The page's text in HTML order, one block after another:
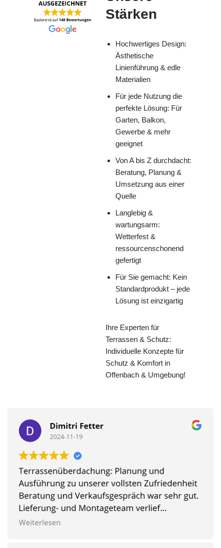
Stärken
Hochwertiges Design:
Ästhetische
Linienführung & edle
Materialien
Für jede Nutzung die
perfekte Lösung: Für
Garten, Balkon,
Gewerbe & mehr
geeignet
Von A bis Z durchdacht:
Beratung, Planung &
Umsetzung aus einer
Quelle
Langlebig &
wartungsarm:
Wetterfest &
ressourcenschonend
gefertigt
Für Sie gemacht: Kein
Standardprodukt – jede
Lösung ist einzigartig
Ihre Experten für
Terrassen & Schutz:
Individuelle Konzepte für
Schutz & Komfort in
Offenbach & Umgebung!